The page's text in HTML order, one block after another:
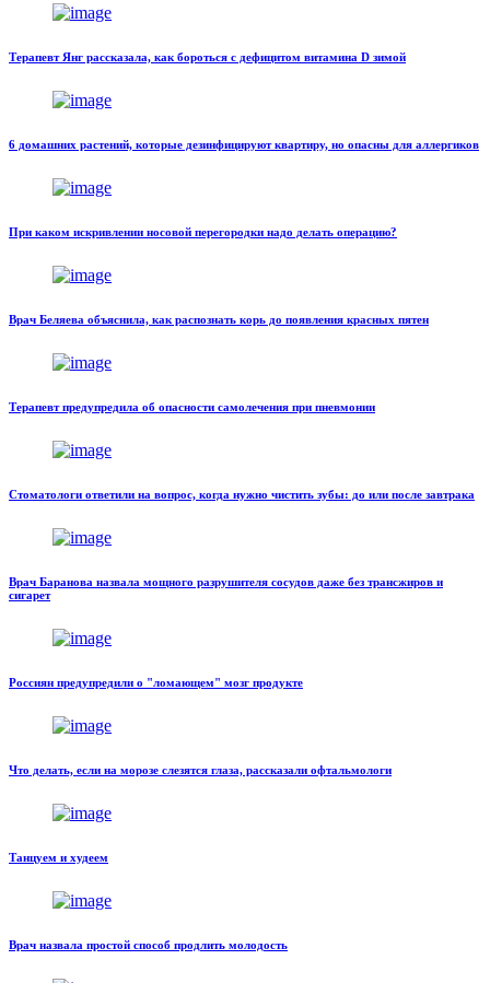
Терапевт Янг рассказала, как бороться с дефицитом витамина D зимой
6 домашних растений, которые дезинфицируют квартиру, но опасны для аллергиков
При каком искривлении носовой перегородки надо делать операцию?
Врач Беляева объяснила, как распознать корь до появления красных пятен
Терапевт предупредила об опасности самолечения при пневмонии
Стоматологи ответили на вопрос, когда нужно чистить зубы: до или после завтрака
Врач Баранова назвала мощного разрушителя сосудов даже без трансжиров и
сигарет
Россиян предупредили о "ломающем" мозг продукте
Что делать, если на морозе слезятся глаза, рассказали офтальмологи
Танцуем и худеем
Врач назвала простой способ продлить молодость